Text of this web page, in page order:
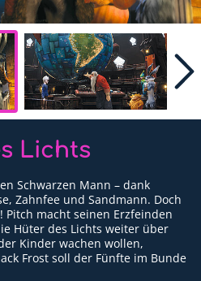
Lichts
Schwarzen Mann – dank
Zahnfee und Sandmann. Doch
macht seinen Erzfeinden
Hüter des Lichts weiter über
Kinder wachen wollen,
Frost soll der Fünfte im Bunde